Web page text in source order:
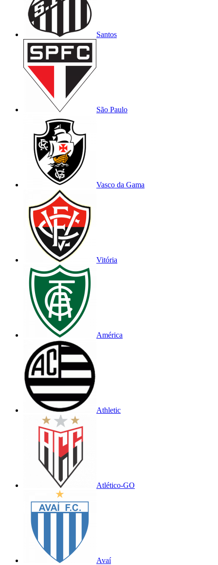
Santos
São Paulo
Vasco da Gama
Vitória
América
Athletic
Atlético-GO
Avaí